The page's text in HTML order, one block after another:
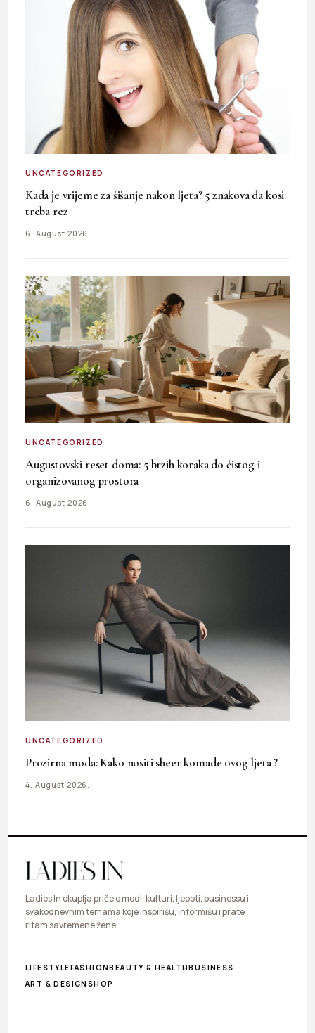
UNCATEGORIZED
Kada je vrijeme za šišanje nakon ljeta? 5 znakova da kosi
treba rez
6. August 2026.
UNCATEGORIZED
Augustovski reset doma: 5 brzih koraka do čistog i
organizovanog prostora
6. August 2026.
UNCATEGORIZED
Prozirna moda: Kako nositi sheer komade ovog ljeta ?
4. August 2026.
Ladies In okuplja priče o modi, kulturi, ljepoti, businessu i
svakodnevnim temama koje inspirišu, informišu i prate
ritam savremene žene.
LIFESTYLEFASHIONBEAUTY & HEALTHBUSINESS
ART & DESIGN SHOP